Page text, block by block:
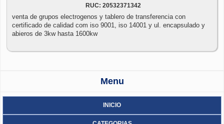
RUC: 20532371342
venta de grupos electrogenos y tablero de transferencia con
certificado de calidad com iso 9001, iso 14001 y ul. encapsulado y
abieros de 3kw hasta 1600kw
Menu
INICIO